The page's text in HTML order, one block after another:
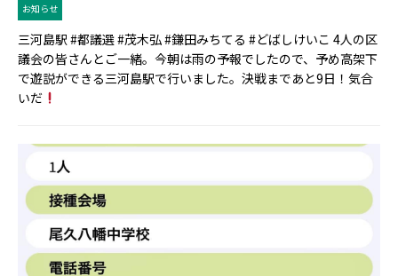
お知らせ
三河島駅 #都議選 #茂木弘 #鎌田みちてる #どばしけいこ 4人の区
議会の皆さんとご一緒。今朝は雨の予報でしたので、予め高架下
で遊説ができる三河島駅で行いました。決戦まであと9日！気合
いだ